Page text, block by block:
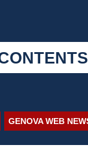
GENOVA WEB